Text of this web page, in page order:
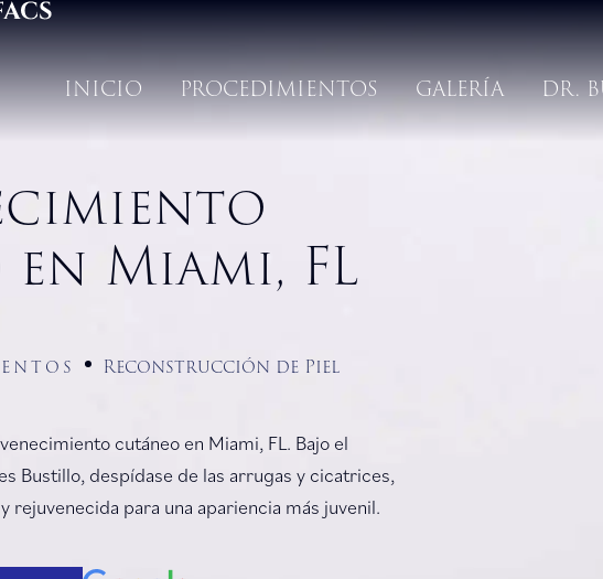
INICIO PROCEDIMIENTOS GALERÍA DR.
Miami, FL
Reconstrucción de Piel
cutáneo en Miami, FL. Bajo el
Bustillo, despídase de las arrugas y cicatrices,
rejuvenecida para una apariencia más juvenil.